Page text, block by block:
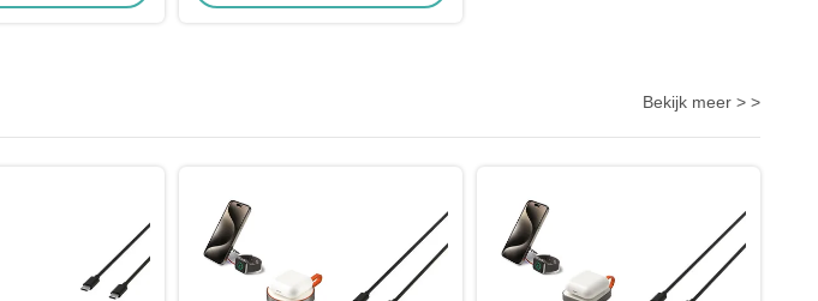
Bekijk meer > >